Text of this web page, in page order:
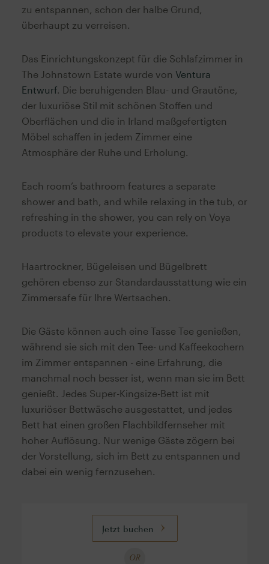
zu entspannen, schon der halbe Grund,
überhaupt zu verreisen.
Das Einrichtungskonzept für die Schlafzimmer in
The Johnstown Estate wurde von Ventura
Entwurf. Die beruhigenden Blau- und Grautöne,
der luxuriöse Stil mit schönen Stoffen und
Oberflächen und die in Irland maßgefertigten
Möbel schaffen in jedem Zimmer eine
Atmosphäre der Ruhe und Erholung.
Each room’s bathroom features a separate
shower and bath, and while relaxing in the tub, or
refreshing in the shower, you can rely on Voya
products to elevate your experience.
Haartrockner, Bügeleisen und Bügelbrett
gehören ebenso zur Standardausstattung wie ein
Zimmersafe für Ihre Wertsachen.
Die Gäste können auch eine Tasse Tee genießen,
während sie sich mit den Tee- und Kaffeekochern
im Zimmer entspannen - eine Erfahrung, die
manchmal noch besser ist, wenn man sie im Bett
genießt. Jedes Super-Kingsize-Bett ist mit
luxuriöser Bettwäsche ausgestattet, und jedes
Bett hat einen großen Flachbildfernseher mit
hoher Auflösung. Nur wenige Gäste zögern bei
der Vorstellung, sich im Bett zu entspannen und
dabei ein wenig fernzusehen.
Jetzt buchen
OR